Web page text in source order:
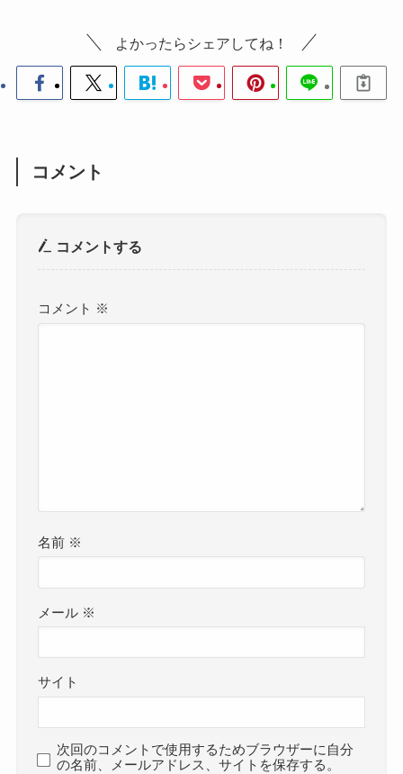
よかったらシェアしてね！
コメント
コメントする
コメント ※
名前 ※
メール ※
サイト
次回のコメントで使用するためブラウザーに自分
の名前、メールアドレス、サイトを保存する。